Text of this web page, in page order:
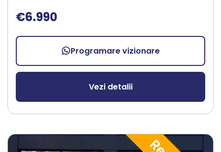
€6.990
Programare vizionare
Vezi detalii